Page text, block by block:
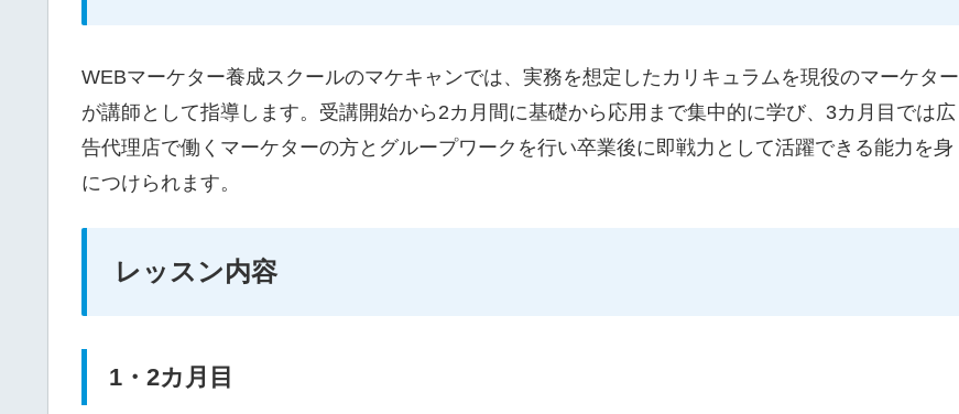
WEBマーケター養成スクールのマケキャンでは、実務を想定したカリキュラムを現役のマーケター
が講師として指導します。受講開始から2カ月間に基礎から応用まで集中的に学び、3カ月目では広
告代理店で働くマーケターの方とグループワークを行い卒業後に即戦力として活躍できる能力を身
につけられます。
レッスン内容
1・2カ月目